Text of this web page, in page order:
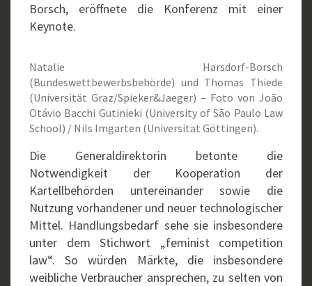
Borsch, eröffnete die Konferenz mit einer
Keynote.
Natalie Harsdorf-Borsch
(Bundeswettbewerbsbehörde) und Thomas Thiede
(Universität Graz/Spieker&Jaeger) – Foto von João
Otávio Bacchi Gutinieki (University of São Paulo Law
School) / Nils Imgarten (Universität Göttingen).
Die Generaldirektorin betonte die
Notwendigkeit der Kooperation der
Kartellbehörden untereinander sowie die
Nutzung vorhandener und neuer technologischer
Mittel. Handlungsbedarf sehe sie insbesondere
unter dem Stichwort „feminist competition
law“. So würden Märkte, die insbesondere
weibliche Verbraucher ansprechen, zu selten von